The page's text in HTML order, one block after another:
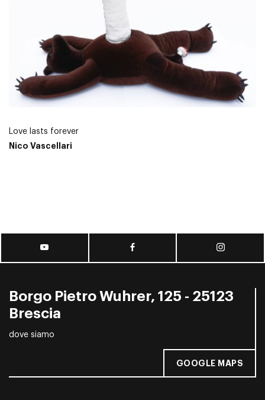
Love lasts forever
Nico Vascellari
Borgo Pietro Wuhrer, 125 - 25123
Brescia
dove siamo
GOOGLE MAPS